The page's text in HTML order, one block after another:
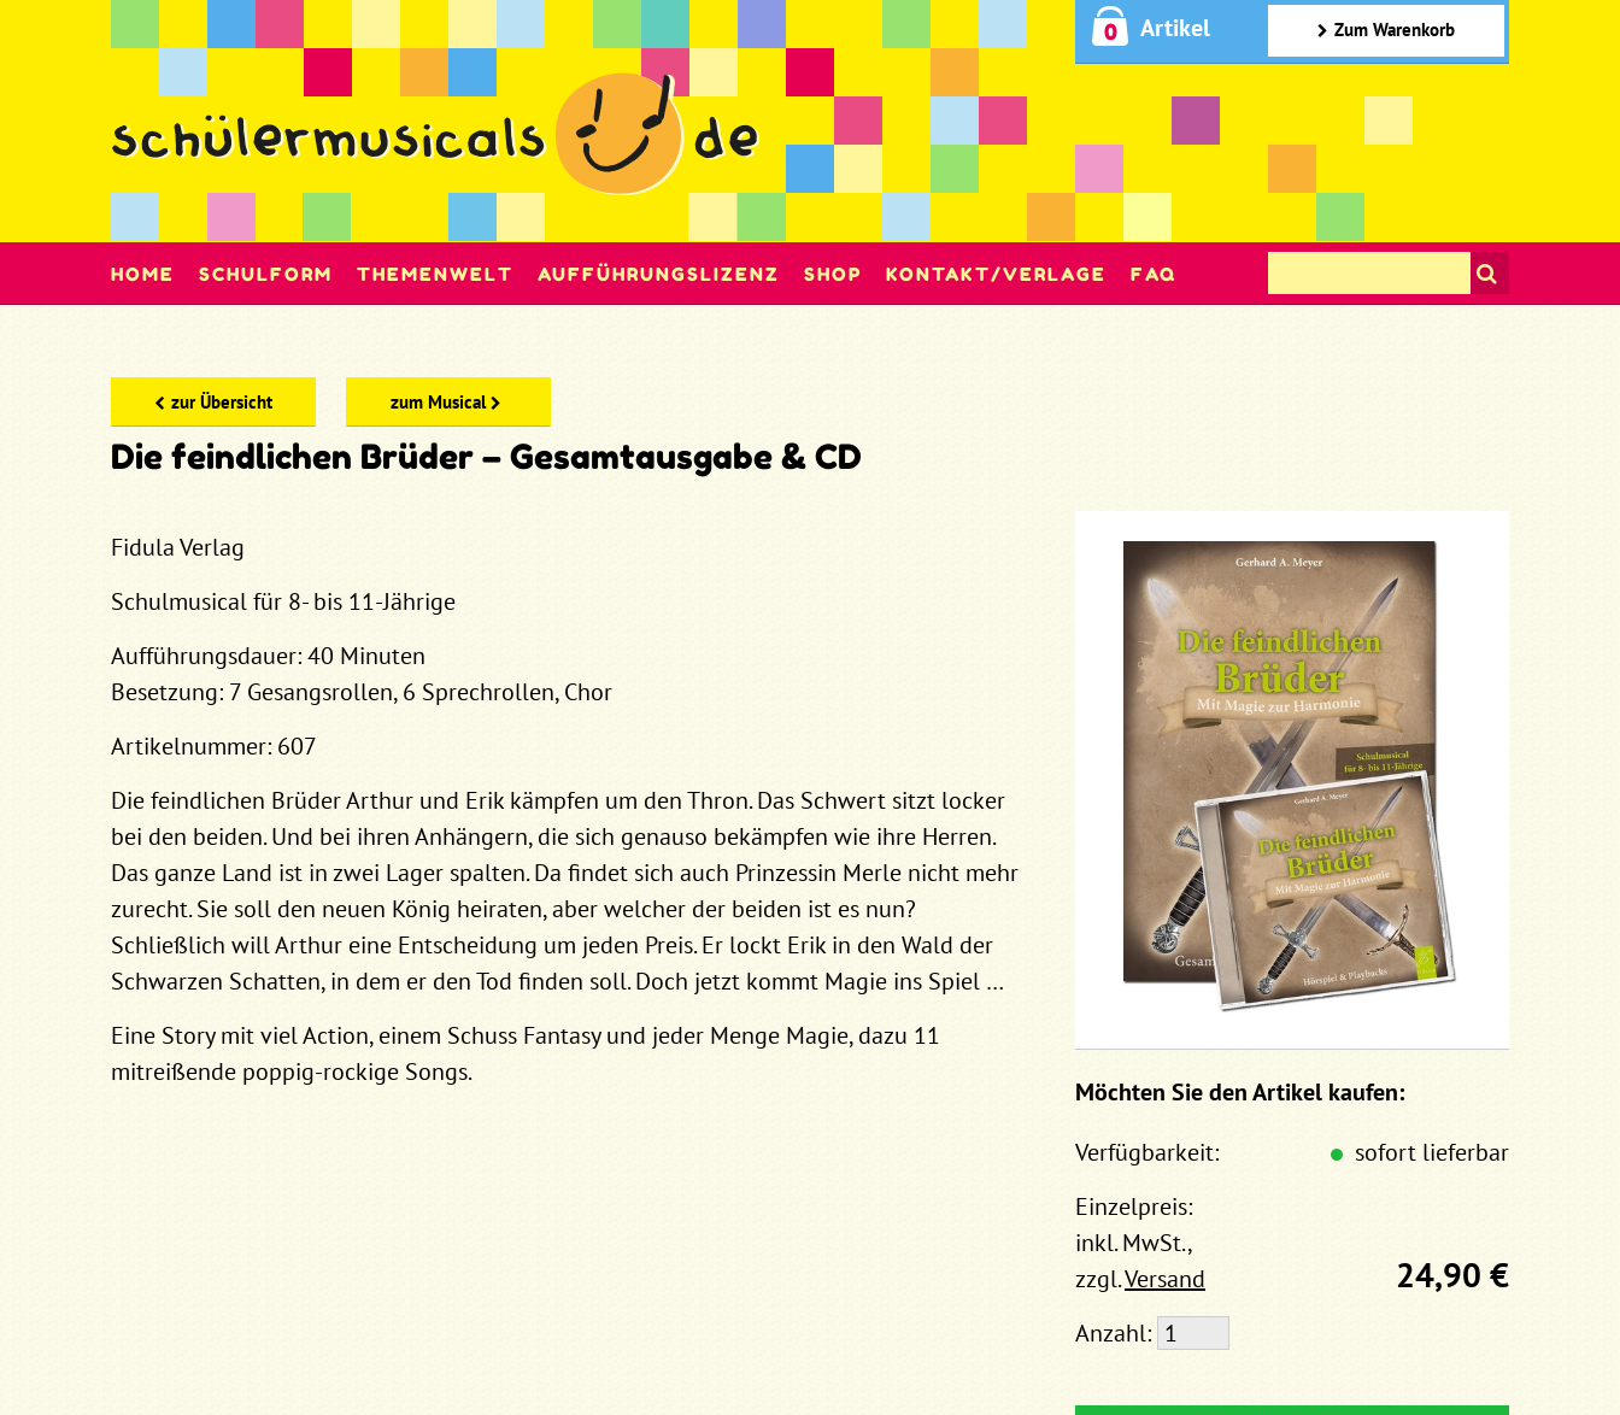
0 Artikel Zum Warenkorb
HOME SCHULFORM THEMENWELT AUFFÜHRUNGSLIZENZ SHOP KONTAKT/VERLAGE FAQ
zur Übersicht zum Musical
Die feindlichen Brüder – Gesamtausgabe & CD
Fidula Verlag
Schulmusical für 8- bis 11-Jährige
Aufführungsdauer: 40 Minuten
Besetzung: 7 Gesangsrollen, 6 Sprechrollen, Chor
Artikelnummer: 607
Die feindlichen Brüder Arthur und Erik kämpfen um den Thron. Das Schwert sitzt locker
bei den beiden. Und bei ihren Anhängern, die sich genauso bekämpfen wie ihre Herren.
Das ganze Land ist in zwei Lager spalten. Da findet sich auch Prinzessin Merle nicht mehr
zurecht. Sie soll den neuen König heiraten, aber welcher der beiden ist es nun?
Schließlich will Arthur eine Entscheidung um jeden Preis. Er lockt Erik in den Wald der
Schwarzen Schatten, in dem er den Tod finden soll. Doch jetzt kommt Magie ins Spiel …
Eine Story mit viel Action, einem Schuss Fantasy und jeder Menge Magie, dazu 11
mitreißende poppig-rockige Songs.
Möchten Sie den Artikel kaufen:
Verfügbarkeit:
sofort lieferbar
Einzelpreis:
inkl. MwSt.,
zzgl.Versand 24,90 €
Anzahl: